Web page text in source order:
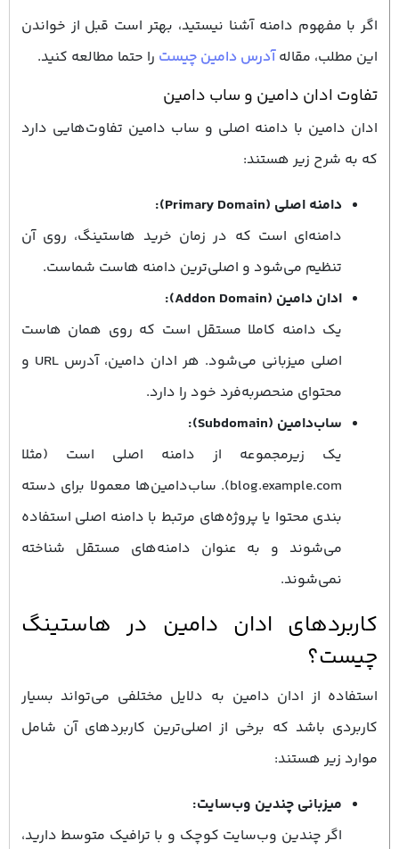
اگر با مفهوم دامنه آشنا نیستید، بهتر است قبل از خواندن
این مطلب، مقالهآدرس دامین چیست را حتما مطالعه کنید.
تفاوت ادان دامین و ساب دامین
ادان دامین با دامنه اصلی و ساب دامین تفاوت‌هایی دارد
که به شرح زیر هستند:
دامنه اصلی (Primary Domain):
دامنه‌ای است که در زمان خرید هاستینگ، روی آن
تنظیم می‌شود و اصلی‌ترین دامنه هاست شماست.
ادان دامین (Addon Domain):
یک دامنه کاملا مستقل است که روی همان هاست
اصلی میزبانی می‌شود. هر ادان دامین، آدرس URL و
محتوای منحصربه‌فرد خود را دارد.
ساب‌دامین (Subdomain):
یک زیرمجموعه از دامنه اصلی است (مثلا
blog.example.com). ساب‌دامین‌ها معمولا برای دسته
‌بندی محتوا یا پروژه‌های مرتبط با دامنه اصلی استفاده
می‌شوند و به عنوان دامنه‌های مستقل شناخته
نمی‌شوند.
کاربردهای ادان دامین در هاستینگ
چیست؟
استفاده از ادان دامین به دلایل مختلفی می‌تواند بسیار
کاربردی باشد که برخی از اصلی‌ترین کاربردهای آن شامل
موارد زیر هستند:
میزبانی چندین وب‌سایت:
اگر چندین وب‌سایت کوچک و با ترافیک متوسط دارید،